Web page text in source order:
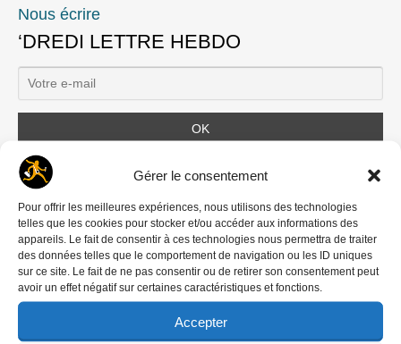
Gérer le consentement
Pour offrir les meilleures expériences, nous utilisons des technologies
telles que les cookies pour stocker et/ou accéder aux informations des
appareils. Le fait de consentir à ces technologies nous permettra de traiter
des données telles que le comportement de navigation ou les ID uniques
sur ce site. Le fait de ne pas consentir ou de retirer son consentement peut
avoir un effet négatif sur certaines caractéristiques et fonctions.
Accepter
Nous écrire
‘DREDI LETTRE HEBDO
Ils nous soutiennent